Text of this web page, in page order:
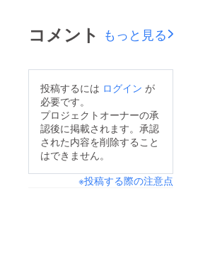
コメント もっと見る
投稿するには ログイン が
必要です。
プロジェクトオーナーの承
認後に掲載されます。承認
された内容を削除すること
はできません。
※投稿する際の注意点